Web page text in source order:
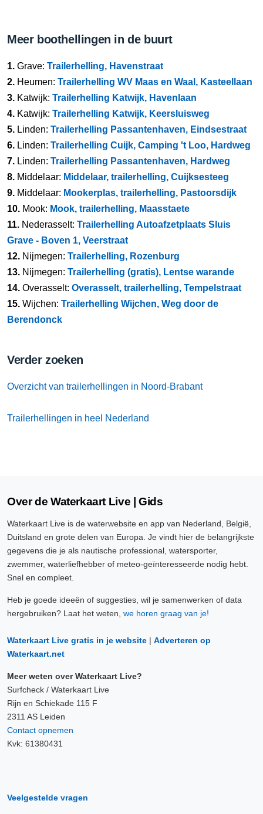
Meer boothellingen in de buurt
1. Grave: Trailerhelling, Havenstraat
2. Heumen: Trailerhelling WV Maas en Waal, Kasteellaan
3. Katwijk: Trailerhelling Katwijk, Havenlaan
4. Katwijk: Trailerhelling Katwijk, Keersluisweg
5. Linden: Trailerhelling Passantenhaven, Eindsestraat
6. Linden: Trailerhelling Cuijk, Camping 't Loo, Hardweg
7. Linden: Trailerhelling Passantenhaven, Hardweg
8. Middelaar: Middelaar, trailerhelling, Cuijksesteeg
9. Middelaar: Mookerplas, trailerhelling, Pastoorsdijk
10. Mook: Mook, trailerhelling, Maasstaete
11. Nederasselt: Trailerhelling Autoafzetplaats Sluis
Grave - Boven 1, Veerstraat
12. Nijmegen: Trailerhelling, Rozenburg
13. Nijmegen: Trailerhelling (gratis), Lentse warande
14. Overasselt: Overasselt, trailerhelling, Tempelstraat
15. Wijchen: Trailerhelling Wijchen, Weg door de
Berendonck
Verder zoeken
Overzicht van trailerhellingen in Noord-Brabant
Trailerhellingen in heel Nederland
Over de Waterkaart Live | Gids
Waterkaart Live is de waterwebsite en app van Nederland, België,
Duitsland en grote delen van Europa. Je vindt hier de belangrijkste
gegevens die je als nautische professional, watersporter,
zwemmer, waterliefhebber of meteo-geïnteresseerde nodig hebt.
Snel en compleet.
Heb je goede ideeën of suggesties, wil je samenwerken of data
hergebruiken? Laat het weten, we horen graag van je!
Waterkaart Live gratis in je website | Adverteren op
Waterkaart.net
Meer weten over Waterkaart Live?
Surfcheck / Waterkaart Live
Rijn en Schiekade 115 F
2311 AS Leiden
Contact opnemen
Kvk: 61380431
Veelgestelde vragen